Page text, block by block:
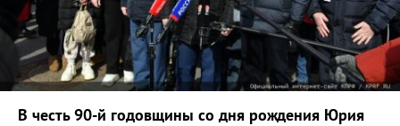
В честь 90-й годовщины со дня рождения Юрия